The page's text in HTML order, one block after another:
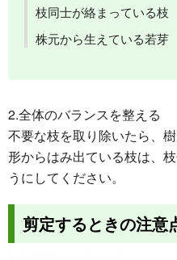
枝同士が絡まっている枝
株元から生えている若芽
2.全体のバランスを整える
不要な枝を取り除いたら、
形からはみ出ている枝は、
うにしてください。
剪定するときの注意